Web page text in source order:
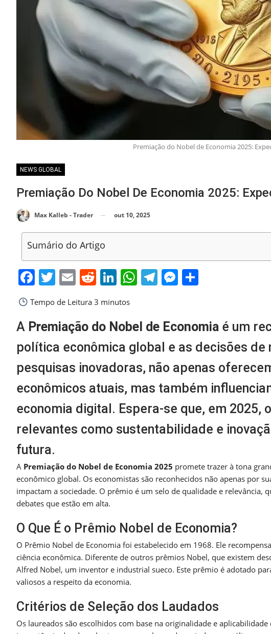
Premiação do Nobel de Economia 2025:
NEWS GLOBAL
Premiação Do Nobel De Economia 2025:
Max Kalleb - Trader out 10, 2025
Sumário do Artigo
Facebook
Twitter
EmailReddit
LinkedIn
WhatsApp
Telegram
Messenger
Tempo de Leitura 3 minutos
A Premiação do Nobel de Economia é um
política econômica global e as decisões de
pesquisas inovadoras, não apenas
econômicos atuais, mas também
economia digital. Espera-se que, em 2025,
relevantes como sustentabilidade e
futura.
A Premiação do Nobel de Economia 2025 promete trazer à tona
econômico global. Os economistas são reconhecidos não apenas por
impactam a sociedade. O prêmio é um selo de qualidade e relevância,
debates que estão em alta.
O Que É o Prêmio Nobel de Economia?
O Prêmio Nobel de Economia foi estabelecido em 1968. Ele
ciência econômica. Diferente de outros prêmios Nobel, que existem
Alfred Nobel, um inventor e industrial sueco. Este prêmio é adotado
valiosos a respeito da economia.
Critérios de Seleção dos Laudados
Os laureados são escolhidos com base na originalidade e